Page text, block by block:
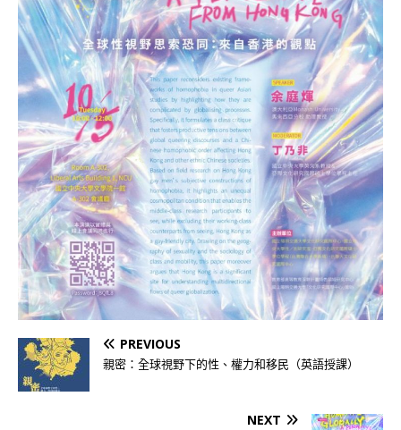
PREVIOUS
親密：全球視野下的性、權力和移民（英語授課）
NEXT